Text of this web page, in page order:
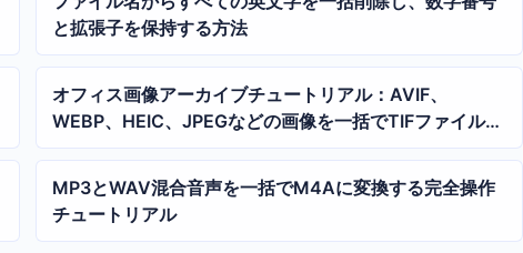
と拡張子を保持する方法
オフィス画像アーカイブチュートリアル：AVIF、
WEBP、HEIC、JPEGなどの画像を一括でTIFファイルに
変換する方法
MP3とWAV混合音声を一括でM4Aに変換する完全操作
チュートリアル